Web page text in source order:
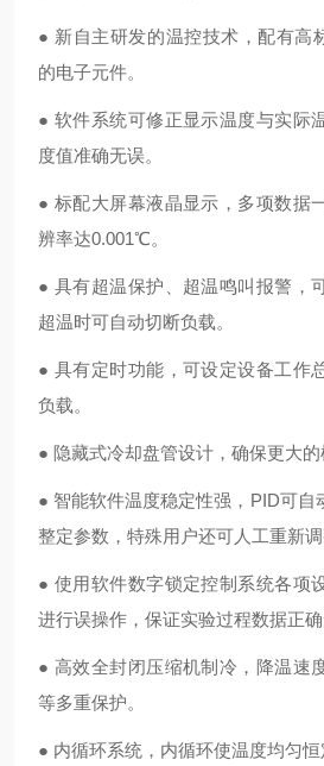
● 新自主研发的温控技术，配有高
的电子元件。
● 软件系统可修正显示温度与实际
度值准确无误。
● 标配大屏幕液晶显示，多项数据
辨率达0.001℃。
● 具有超温保护、超温鸣叫报警，
超温时可自动切断负载。
● 具有定时功能，可设定设备工作
负载。
● 隐藏式冷却盘管设计，确保更大的
● 智能软件温度稳定性强，PID可自
整定参数，特殊用户还可人工重新调
● 使用软件数字锁定控制系统各项
进行误操作，保证实验过程数据正确
● 高效全封闭压缩机制冷，降温速
等多重保护。
● 内循环系统，内循环使温度均匀恒